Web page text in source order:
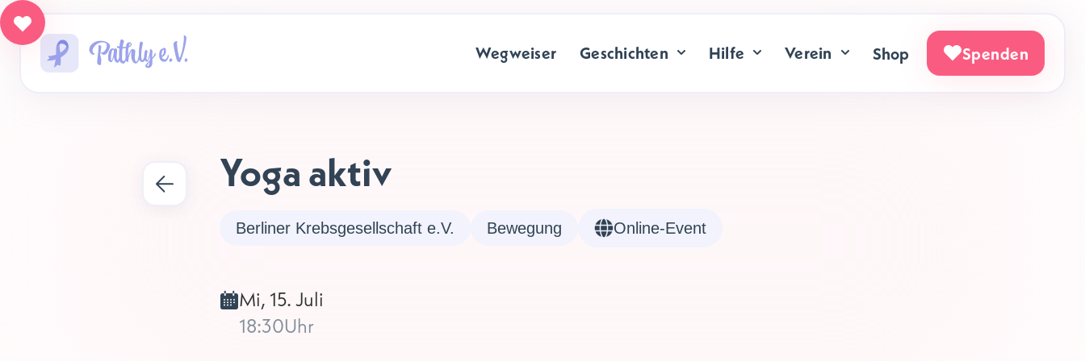
Wegweiser Geschichten Hilfe Verein Shop Spenden
Yoga aktiv
Berliner Krebsgesellschaft e.V. Bewegung Online-Event
Mi, 15. Juli
18:30Uhr